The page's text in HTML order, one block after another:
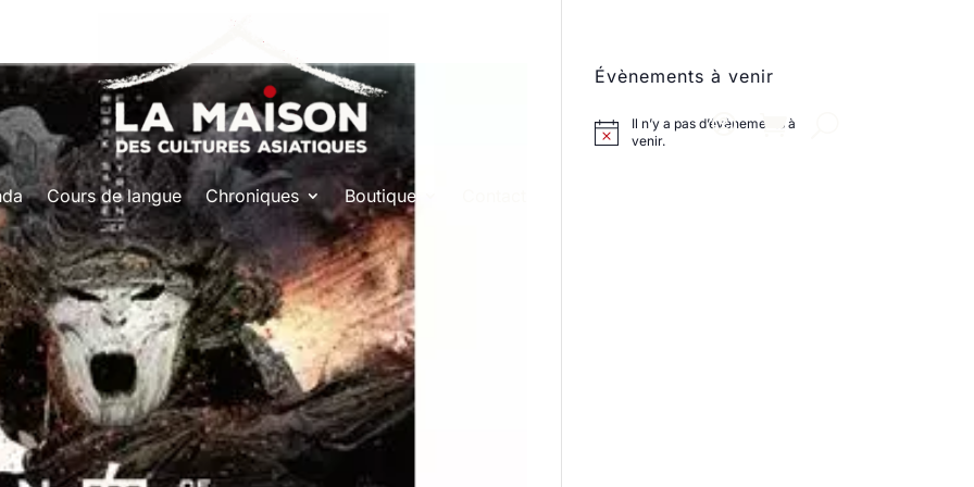
Cours de langue Chroniques Boutique
Évènements à venir
Il n’y a pas d’évènements à
venir.